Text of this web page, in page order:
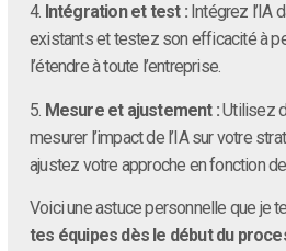
4. Intégration et test :Intégrez l’IA
existants et testez son efficacité à
l’étendre à toute l’entreprise.
5. Mesure et ajustement :Utilisez
mesurer l’impact de l’IA sur votre
ajustez votre approche en fonction
Voici une astuce personnelle que je
tes équipes dès le début du